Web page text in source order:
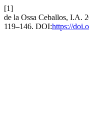
[1]
de la Ossa Ceballos,
119–146. DOI:https://